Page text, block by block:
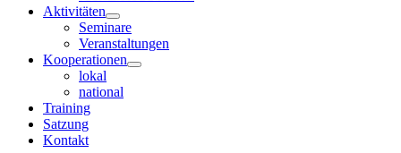
Aktivitäten
Seminare
Veranstaltungen
Kooperationen
lokal
national
Training
Satzung
Kontakt